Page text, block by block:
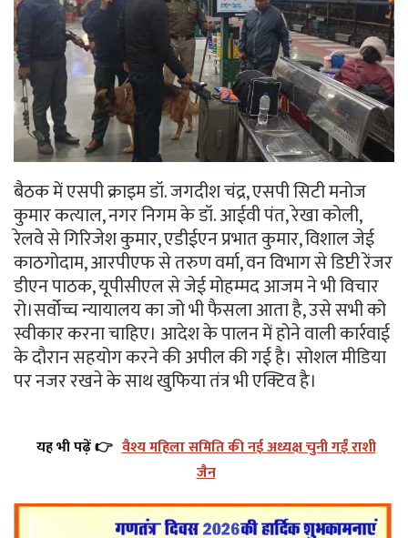
बैठक में एसपी क्राइम डॉ. जगदीश चंद्र, एसपी सिटी मनोज
कुमार कत्याल, नगर निगम के डॉ. आईवी पंत, रेखा कोली,
रेलवे से गिरिजेश कुमार, एडीईएन प्रभात कुमार, विशाल जेई
काठगोदाम, आरपीएफ से तरुण वर्मा, वन विभाग से डिप्टी रेंजर
डीएन पाठक, यूपीसीएल से जेई मोहम्मद आजम ने भी विचार
रो।सर्वोच्च न्यायालय का जो भी फैसला आता है, उसे सभी को
स्वीकार करना चाहिए। आदेश के पालन में होने वाली कार्रवाई
के दौरान सहयोग करने की अपील की गई है। सोशल मीडिया
पर नजर रखने के साथ खुफिया तंत्र भी एक्टिव है।
यह भी पढ़ें 👉 वैश्य महिला समिति की नई अध्यक्ष चुनी गईं राशी
जैन